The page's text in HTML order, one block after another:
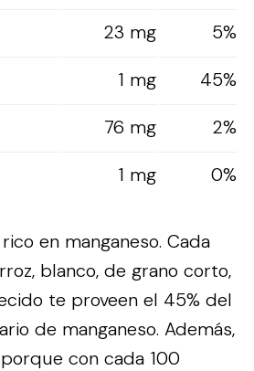
23 mg
5%
1 mg
45%
76 mg
2%
1 mg 0%
en manganeso. Cada
blanco, de grano corto,
te proveen el 45% del
de manganeso. Además,
con cada 100